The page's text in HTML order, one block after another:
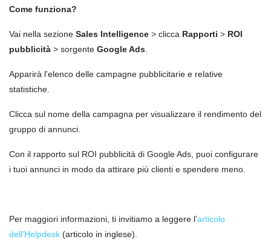
Come funziona?
Vai nella sezione Sales Intelligence > clicca Rapporti > ROI
pubblicità > sorgente Google Ads
Apparirà l'elenco delle campagne pubblicitarie e relative
statistiche.
Clicca sul nome della campagna per visualizzare il rendimento del
gruppo di annunci.
Con il rapporto sul ROI pubblicità di Google Ads, puoi configurare
i tuoi annunci in modo da attirare più clienti e spendere meno.
Per maggiori informazioni, ti invitiamo a leggere l’articolo
dell’Helpdesk (articolo in inglese).